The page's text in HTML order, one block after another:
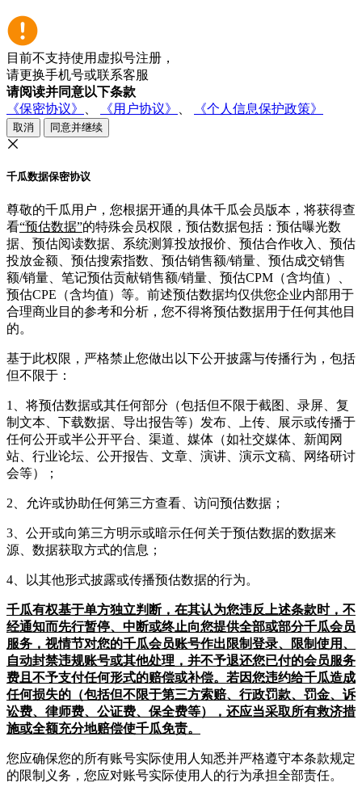
目前不支持使用虚拟号注册，
请更换手机号或联系客服
请阅读并同意以下条款
《保密协议》
《用户协议》 《个人信息保护政策》
取消 同意并继续
千瓜数据保密协议
尊敬的千瓜用户，您根据开通的具体千瓜会员版本，将获得查
看“预估数据”的特殊会员权限，预估数据包括：预估曝光数
据、预估阅读数据、系统测算投放报价、预估合作收入、预估
投放金额、预估搜索指数、预估销售额/销量、预估成交销售
额/销量、笔记预估贡献销售额/销量、预估CPM（含均值）、
预估CPE（含均值）等。前述预估数据均仅供您企业内部用于
合理商业目的参考和分析，您不得将预估数据用于任何其他目
的。
基于此权限，严格禁止您做出以下公开披露与传播行为，包括
但不限于：
1、将预估数据或其任何部分（包括但不限于截图、录屏、复
制文本、下载数据、导出报告等）发布、上传、展示或传播于
任何公开或半公开平台、渠道、媒体（如社交媒体、新闻网
站、行业论坛、公开报告、文章、演讲、演示文稿、网络研讨
会等）；
2、允许或协助任何第三方查看、访问预估数据；
3、公开或向第三方明示或暗示任何关于预估数据的数据来
源、数据获取方式的信息；
4、以其他形式披露或传播预估数据的行为。
千瓜有权基于单方独立判断，在其认为您违反上述条款时，不
经通知而先行暂停、中断或终止向您提供全部或部分千瓜会员
服务，视情节对您的千瓜会员账号作出限制登录、限制使用、
自动封禁违规账号或其他处理，并不予退还您已付的会员服务
费且不予支付任何形式的赔偿或补偿。若因您违约给千瓜造成
任何损失的（包括但不限于第三方索赔、行政罚款、罚金、诉
讼费、律师费、公证费、保全费等），还应当采取所有救济措
施或全额充分地赔偿使千瓜免责。
您应确保您的所有账号实际使用人知悉并严格遵守本条款规定
的限制义务，您应对账号实际使用人的行为承担全部责任。